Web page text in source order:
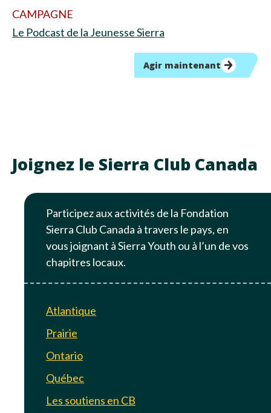
CAMPAGNE
Le Podcast de la Jeunesse Sierra
Agir maintenant
Joignez le Sierra Club Canada
Participez aux activités de la Fondation
Sierra Club Canada à travers le pays, en
vous joignant à Sierra Youth ou à l’un de vos
chapitres locaux.
Atlantique
Prairie
Ontario
Québec
Les soutiens en CB